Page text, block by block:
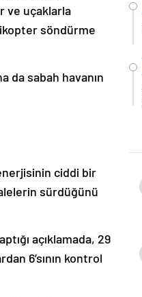
ve uçaklarla
söndürme
da sabah havanın
ciddi bir
sürdüğünü
açıklamada, 29
6’sının kontrol